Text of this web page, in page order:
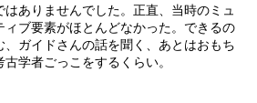
ありませんでした。正直、当時のミュ
ィブ要素がほとんどなかった。できるの
、ガイドさんの話を聞く、あとはおもち
学者ごっこをするくらい。